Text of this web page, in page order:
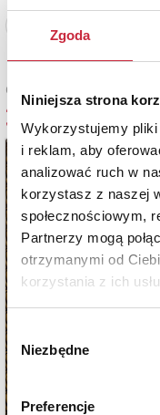
Zgoda
Niniejsza strona
Wykorzystujemy
i reklam, aby
analizować ruch w
korzystasz z naszej
społecznościowym,
Partnerzy mogą
otrzymanymi od
korzystania z ich
Wybór
zgody
Niezbędne
Preferencje
Cena sprzedaży
3 700 zł